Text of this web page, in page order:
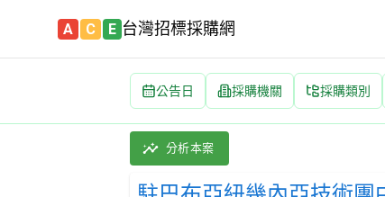
A C E 台灣招標採購網
公告日 採購機關 採購類別
駐巴布亞紐幾內亞技術團中耕機及耕
採購類別：財物類 農業或林業機具及
分析本案